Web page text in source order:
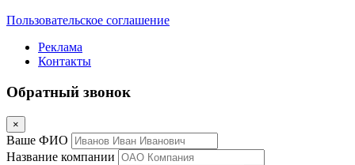
Пользовательское соглашение
Реклама
Контакты
Обратный звонок
×
Ваше ФИО
Название компании